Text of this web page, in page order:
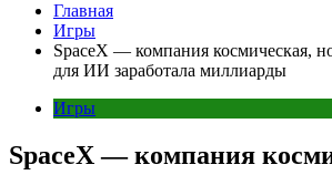
Главная
Игры
SpaceX — компания космическая,
для ИИ заработала миллиарды
Игры
SpaceX — компания